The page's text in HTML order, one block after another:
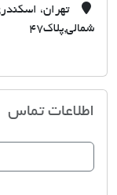
تهران،
شمالی,پلاک47
اطلاعات تماس